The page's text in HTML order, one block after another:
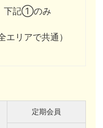
下記①のみ
エリアで共通）
定期会員